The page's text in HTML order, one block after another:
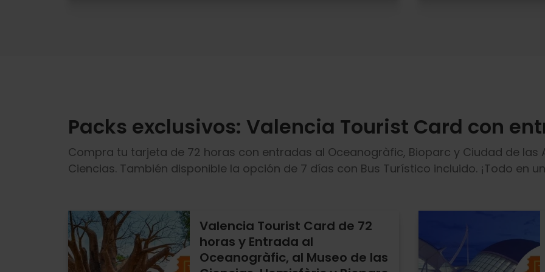
Packs exclusivos: Valencia Tourist Card con
Compra tu tarjeta de 72 horas con entradas al Oceanogràfic, Bioparc y Ciudad de las
Ciencias. También disponible la opción de 7 días con Bus Turístico incluido. ¡Todo en
Valencia Tourist Card de 72
horas y Entrada al
Oceanogràfic, al Museo de las